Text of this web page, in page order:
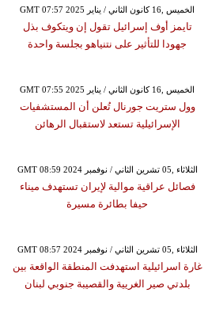
GMT 07:57 2025 الخميس ,16 كانون الثاني / يناير
تايمز أوف إسرائيل تقول إن ويتكوف بذل
جهودا للتأثير على نتنياهو بجلسة واحدة
GMT 07:55 2025 الخميس ,16 كانون الثاني / يناير
وول ستريت جورنال تُعلن أن المستشفيات
الإسرائيلية تستعد لاستقبال الرهائن
GMT 08:59 2024 الثلاثاء ,05 تشرين الثاني / نوفمبر
فصائل عراقية موالية لإيران تستهدف ميناء
حيفا بطائرة مسيرة
GMT 08:57 2024 الثلاثاء ,05 تشرين الثاني / نوفمبر
غارة اسرائيلية استهدفت المنطقة الواقعة بين
بلدتي صير الغريية والقصيبة جنوبي لبنان